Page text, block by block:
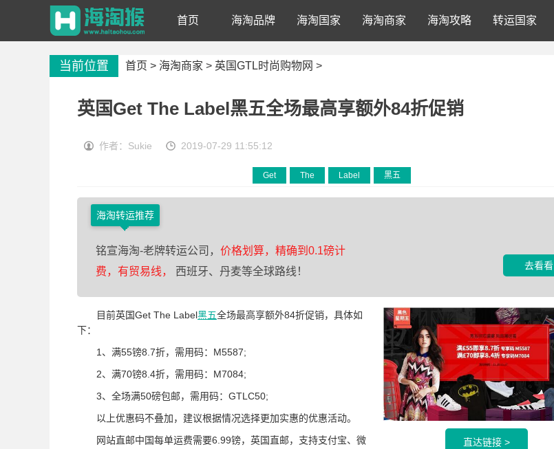
首页 海淘品牌 海淘国家 海淘商家 海淘攻略 转运国家
当前位置 首页 > 海淘商家 > 英国GTL时尚购物网 >
英国Get The Label黑五全场最高享额外84折促销
作者：Sukie 2019-07-29 11:55:12
Get The Label 黑五
海淘转运推荐
铭宣海淘-老牌转运公司， 价格划算，精确到0.1磅计
费，有贸易线，
西班牙、丹麦等全球路线！ 去看看
直达链接 >
目前英国Get The Label黑五全场最高享额外84折促销，具体如
下：
1、满55镑8.7折，需用码：M5587;
2、满70镑8.4折，需用码：M7084;
3、全场满50磅包邮，需用码：GTLC50;
以上优惠码不叠加，建议根据情况选择更加实惠的优惠活动。
网站直邮中国每单运费需要6.99镑，英国直邮，支持支付宝、微